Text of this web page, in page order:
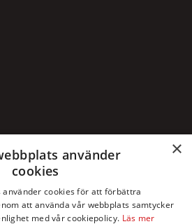
×
använder
cookies
använder cookies för att förbättra
att använda vår webbplats samtycker
med vår cookiepolicy. Läs mer